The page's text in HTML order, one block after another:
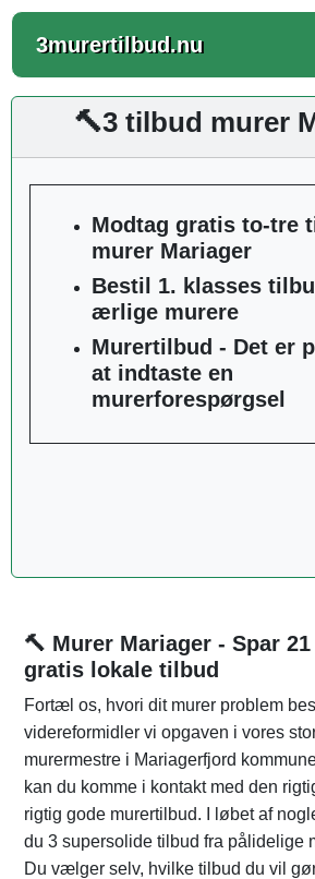
3murertilbud.nu
🔨3 tilbud murer
Modtag gratis to-tre
murer Mariager
Bestil 1. klasses
ærlige murere
Murertilbud - Det er
at indtaste en
murerforespørgsel
🔨 Murer Mariager - Spar 21
gratis lokale tilbud
Fortæl os, hvori dit murer problem
videreformidler vi opgaven i vores
murermestre i Mariagerfjord
kan du komme i kontakt med den
rigtig gode murertilbud. I løbet af
du 3 supersolide tilbud fra pålidelige
Du vælger selv, hvilke tilbud du vil